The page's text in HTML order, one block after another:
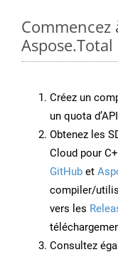
Commencez
Créez un
un quota
Obtenez les
Cloud pour
GitHub et
compiler/
vers les
Consultez